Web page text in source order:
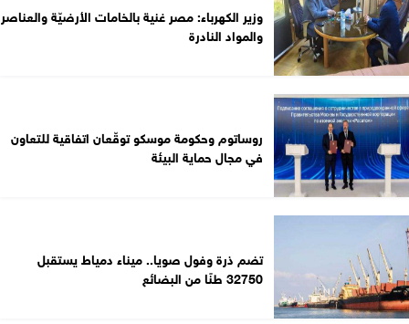
وزير الكهرباء: مصر غنية بالخامات الأرضيّة والعناصر
والمواد النادرة
روساتوم وحكومة موسكو توقّعان اتفاقية للتعاون
في مجال حماية البيئة
تضم ذرة وفول صويا.. ميناء دمياط يستقبل
32750 طنًا من البضائع